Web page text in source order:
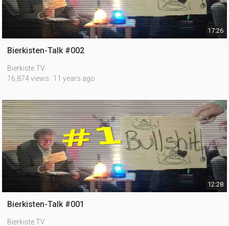
17:26
Bierkisten-Talk #002
Bierkiste.TV
16,874 views
11 years ago
12:28
Bierkisten-Talk #001
Bierkiste.TV